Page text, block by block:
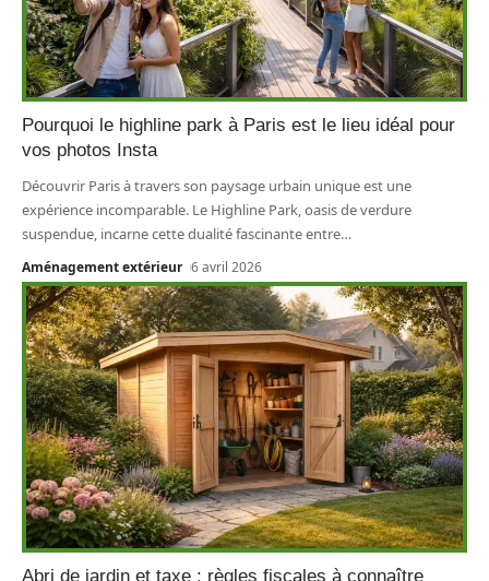
Pourquoi le highline park à Paris est le lieu idéal pour
vos photos Insta
Découvrir Paris à travers son paysage urbain unique est une
expérience incomparable. Le Highline Park, oasis de verdure
suspendue, incarne cette dualité fascinante entre…
Aménagement extérieur 6 avril 2026
Abri de jardin et taxe : règles fiscales à connaître